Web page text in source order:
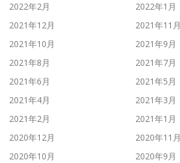
2022年2月
2022年1月
2021年12月
2021年11月
2021年10月
2021年9月
2021年8月
2021年7月
2021年6月
2021年5月
2021年4月
2021年3月
2021年2月
2021年1月
2020年12月
2020年11月
2020年10月
2020年9月